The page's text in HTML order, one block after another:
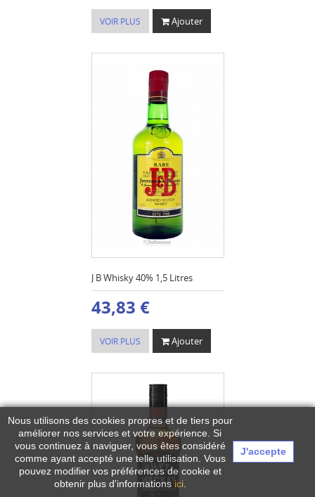
VOIR PLUS Ajouter
J B Whisky 40% 1,5 Litres
43,83 €
VOIR PLUS Ajouter
Nous utilisons des cookies propres et de tiers pour
améliorer nos services et votre expérience. Si
vous continuez à naviguer, vous êtes considéré
comme ayant accepté une telle utilisation. Vous
pouvez modifier vos préférences de cookie et
obtenir plus d'informationsici.
J'accepte